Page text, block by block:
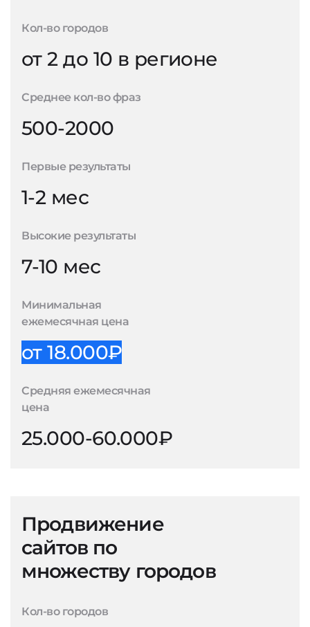
Кол-во городов
от 2 до 10 в регионе
Среднее кол-во фраз
500-2000
Первые результаты
1-2 мес
Высокие результаты
7-10 мес
Минимальная
ежемесячная цена
от 18.000₽
Средняя ежемесячная
цена
25.000-60.000₽
Продвижение
сайтов по
множеству городов
Кол-во городов